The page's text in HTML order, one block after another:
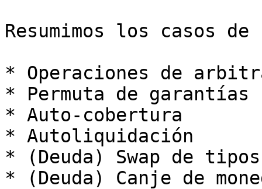
Resumimos los casos de
* Operaciones de
* Permuta de garantías
* Auto-cobertura
* Autoliquidación
* (Deuda) Swap de
* (Deuda) Canje de